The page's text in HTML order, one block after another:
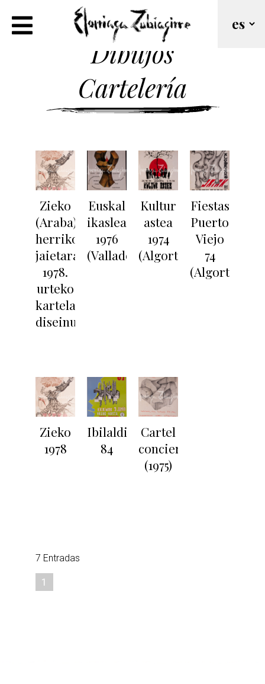
Dibujos
Cartelería
Zieko
(Araba)
herriko
jaietarako
1978.
urteko
kartelaren
diseinua
Euskal
ikasleak
1976
(Valladolid)
Kultur
astea
1974
(Algorta)
Fiestas
Puerto
Viejo
74
(Algorta)
Zieko
1978
Ibilaldia
84
Cartel
concierto
(1975)
7 Entradas
1